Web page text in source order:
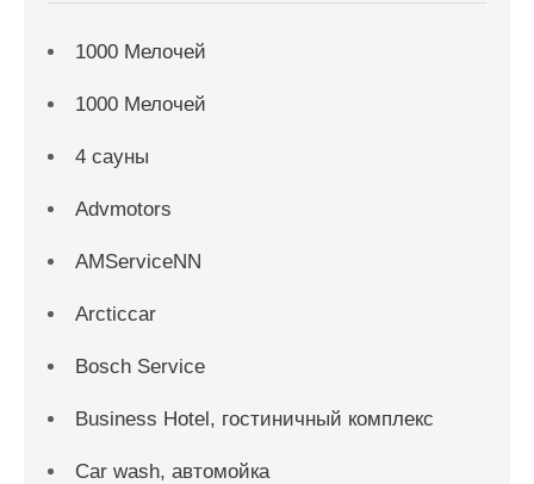
1000 Мелочей
1000 Мелочей
4 сауны
Advmotors
AMServiceNN
Arcticcar
Bosch Service
Business Hotel, гостиничный комплекс
Car wash, автомойка